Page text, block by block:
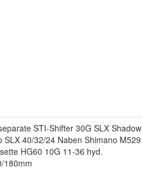
STI-Shifter 30G SLX Shadow
SLX 40/32/24 Naben Shimano M529
HG60 10G 11-36 hyd.
180mm